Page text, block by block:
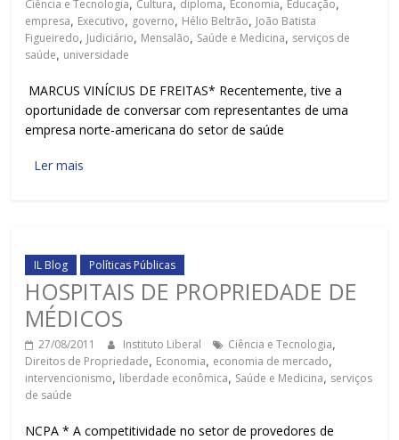
Ciência e Tecnologia, Cultura, diploma, Economia, Educação,
empresa, Executivo, governo, Hélio Beltrão, João Batista
Figueiredo, Judiciário, Mensalão, Saúde e Medicina, serviços de
saúde, universidade
MARCUS VINÍCIUS DE FREITAS* Recentemente, tive a
oportunidade de conversar com representantes de uma
empresa norte-americana do setor de saúde
Ler mais
IL Blog Políticas Públicas
HOSPITAIS DE PROPRIEDADE DE
MÉDICOS
27/08/2011 Instituto Liberal Ciência e Tecnologia,
Direitos de Propriedade, Economia, economia de mercado,
intervencionismo, liberdade econômica, Saúde e Medicina, serviços
de saúde
NCPA * A competitividade no setor de provedores de